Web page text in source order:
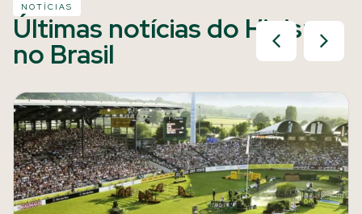
NOTÍCIAS
Últimas notícias do Hipismo
no Brasil